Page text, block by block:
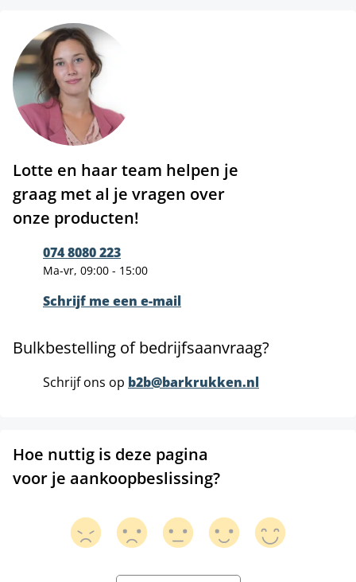
Lotte en haar team helpen je
graag met al je vragen over
onze producten!
074 8080 223
Ma-vr, 09:00 - 15:00
Schrijf me een e-mail
Bulkbestelling of bedrijfsaanvraag?
Schrijf ons op b2b@barkrukken.nl
Hoe nuttig is deze pagina
voor je aankoopbeslissing?